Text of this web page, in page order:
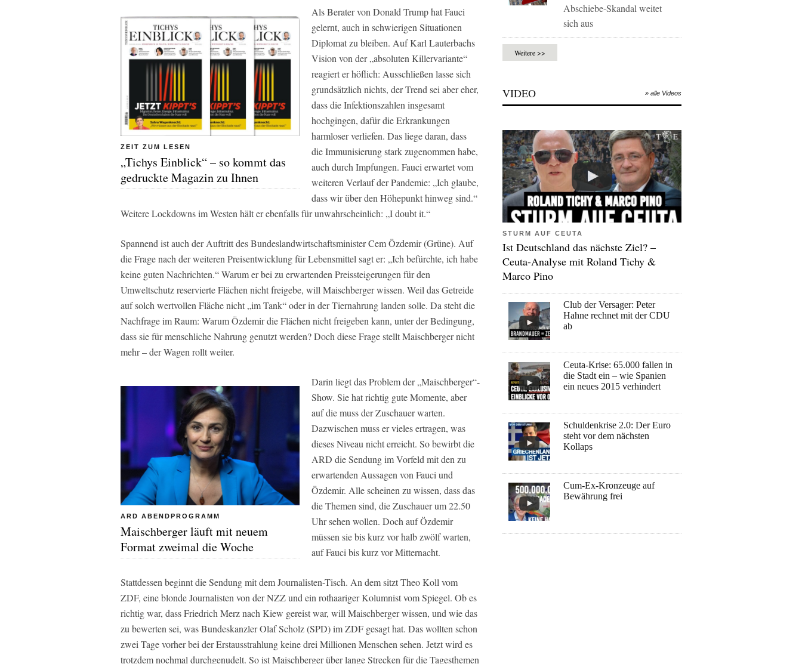
ZEIT ZUM LESEN
„Tichys Einblick“ – so kommt das
gedruckte Magazin zu Ihnen
Als Berater von Donald Trump hat Fauci
gelernt, auch in schwierigen Situationen
Diplomat zu bleiben. Auf Karl Lauterbachs
Vision von der „absoluten Killervariante“
reagiert er höflich: Ausschließen lasse sich
grundsätzlich nichts, der Trend sei aber eher,
dass die Infektionszahlen insgesamt
hochgingen, dafür die Erkrankungen
harmloser verliefen. Das liege daran, dass
die Immunisierung stark zugenommen habe,
auch durch Impfungen. Fauci erwartet vom
weiteren Verlauf der Pandemie: „Ich glaube,
dass wir über den Höhepunkt hinweg sind.“
Weitere Lockdowns im Westen hält er ebenfalls für unwahrscheinlich: „I doubt it.“
Spannend ist auch der Auftritt des Bundeslandwirtschaftsminister Cem Özdemir (Grüne). Auf
die Frage nach der weiteren Preisentwicklung für Lebensmittel sagt er: „Ich befürchte, ich habe
keine guten Nachrichten.“ Warum er bei zu erwartenden Preissteigerungen für den
Umweltschutz reservierte Flächen nicht freigebe, will Maischberger wissen. Weil das Getreide
auf solch wertvollen Fläche nicht „im Tank“ oder in der Tiernahrung landen solle. Da steht die
Nachfrage im Raum: Warum Özdemir die Flächen nicht freigeben kann, unter der Bedingung,
dass sie für menschliche Nahrung genutzt werden? Doch diese Frage stellt Maischberger nicht
mehr – der Wagen rollt weiter.
ARD ABENDPROGRAMM
Maischberger läuft mit neuem
Format zweimal die Woche
Darin liegt das Problem der „Maischberger“-
Show. Sie hat richtig gute Momente, aber
auf die muss der Zuschauer warten.
Dazwischen muss er vieles ertragen, was
dieses Niveau nicht erreicht. So bewirbt die
ARD die Sendung im Vorfeld mit den zu
erwartenden Aussagen von Fauci und
Özdemir. Alle scheinen zu wissen, dass das
die Themen sind, die Zuschauer um 22.50
Uhr sehen wollen. Doch auf Özdemir
müssen sie bis kurz vor halb zwölf warten,
auf Fauci bis kurz vor Mitternacht.
Stattdessen beginnt die Sendung mit dem Journalisten-Tisch. An dem sitzt Theo Koll vom
ZDF, eine blonde Journalisten von der NZZ und ein rothaariger Kolumnist vom Spiegel. Ob es
richtig war, dass Friedrich Merz nach Kiew gereist war, will Maischberger wissen, und wie das
zu bewerten sei, was Bundeskanzler Olaf Scholz (SPD) im ZDF gesagt hat. Das wollten schon
zwei Tage vorher bei der Erstausstrahlung keine drei Millionen Menschen sehen. Jetzt wird es
trotzdem nochmal durchgenudelt. So ist Maischberger über lange Strecken für die Tagesthemen
Abschiebe-Skandal weitet
sich aus
Weitere >>
VIDEO » alle Videos
STURM AUF CEUTA
Ist Deutschland das nächste Ziel? –
Ceuta-Analyse mit Roland Tichy &
Marco Pino
Club der Versager: Peter
Hahne rechnet mit der CDU
ab
Ceuta-Krise: 65.000 fallen in
die Stadt ein – wie Spanien
ein neues 2015 verhindert
Schuldenkrise 2.0: Der Euro
steht vor dem nächsten
Kollaps
Cum-Ex-Kronzeuge auf
Bewährung frei